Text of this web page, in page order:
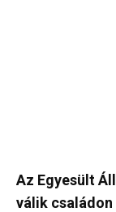
Az Egyesült
válik